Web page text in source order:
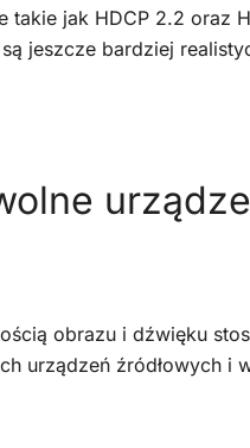
takie jak HDCP 2.2 oraz
jeszcze bardziej
obrazu i dźwięku
urządzeń źródłowych i